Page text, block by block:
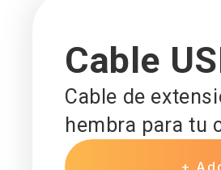
Cable
Cable de
hembra para tu
+